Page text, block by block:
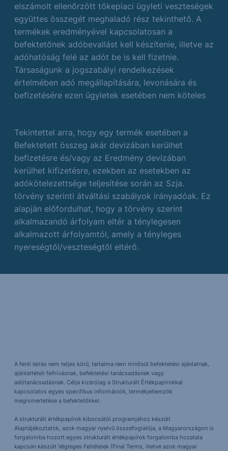
elszámolt ellenőrzött tőkepiaci ügyleti veszteségek
együttes összegét meghaladó rész tekinthető. A
termékek eredményével kapcsolatosan a
befektetőnek adóbevallást kell készítenie, illetve az
adóhatóság felé az adót be is kell fizetnie.
Társaságunk a jogszabályi rendelkezések
értelmében adó megállapítására, levonására és
befizetésére ezen ügyletek esetében nem köteles
Tekintettel arra, hogy egy termék esetében a
Befektetett összeg akár devizában kerülhet
befizetésre és/vagy az Eredmény devizában
kerülhet kifizetésre, ezekben az esetekben az
adókötelezettsége teljesítése során az Szja.
törvény szerinti átváltási szabályok irányadóak. Ez
alapján előfordulhat, hogy a törvény szerint
alkalmazandó árfolyam eltér a ténylegesen
alkalmazott árfolyamtól, amely a tényleges
nyereségtől/veszteségtől eltérő.
A fenti leírás nem teljes körű, tartalma nem minősül befektetési ajánlatnak,
ajánlattételi felhívásnak, befektetési tanácsadásnak vagy
adótanácsadásnak. Célja kizárólag a Strukturált Értékpapírokkal
kapcsolatos egyes specifikus információk, termékjellemzők
megismertetése a befektetőkkel.
A strukturált értékpapírok kibocsátói programjához készült
Alaptájékoztatók, azok magyar nyelvű összefoglalója, a Magyarországon is
forgalomba hozott egyes strukturált értékpapírok forgalomba hozatala
kapcsán készült Végleges Feltételek (Final Terms, illetve azok magyar